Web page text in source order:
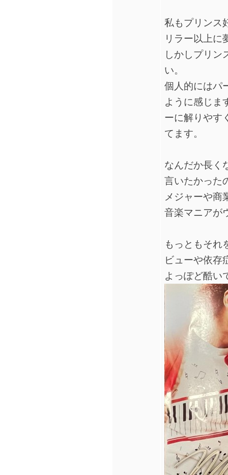
私もプリンス
リラー以上に
しかしプリン
い。
個人的にはパ
ように感じま
ーに解りやす
てます。
なんだか長く
言いたかった
メジャーや商
音楽マニアが
もっともそれ
ビューや依存
よっぽど酷い